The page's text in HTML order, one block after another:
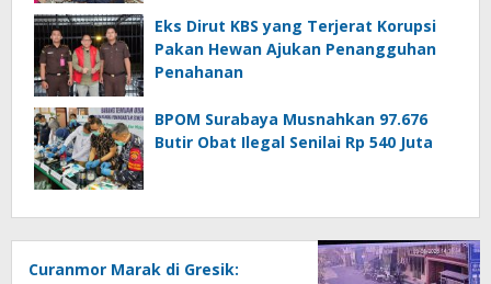
Eks Dirut KBS yang Terjerat Korupsi
Pakan Hewan Ajukan Penangguhan
Penahanan
BPOM Surabaya Musnahkan 97.676
Butir Obat Ilegal Senilai Rp 540 Juta
Curanmor Marak di Gresik: